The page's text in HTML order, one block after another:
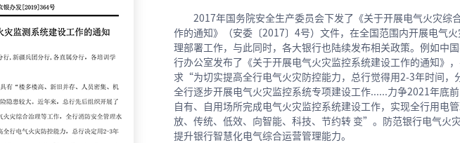
2017年国务院安全生产委员会下发了《关于开展电气火灾综
作的通知》（安委〔2017〕4号）文件，在全国范围内开展电气
理部署工作，与此同时，各大银行也陆续发布相关政策。例如中
行办公室发布了《关于开展电气火灾监控系统建设工作的通知》
求“为切实提高全行电气火灾防控能力，总行觉得用2-3年时间，
全行逐步开展电气火灾监控系统专项建设工作......力争2021年底
自有、自用场所完成电气火灾监控系统建设工作，实现全行用电
放、传统、低效、向智能、科技、节约转 变”。防范银行电气火
提升银行智慧化电气综合运营管理能力。